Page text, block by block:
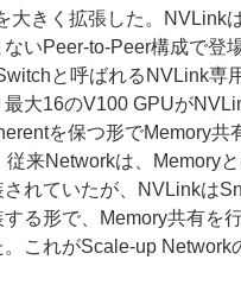
きく拡張した。NVLink
いPeer-to-Peer構成で登
と呼ばれるNVLink専
大16のV100 GPUが
を保つ形でMemory共
従来Networkは、Memory
れていたが、NVLinkは
る形で、Memory共有を
これがScale-up Network